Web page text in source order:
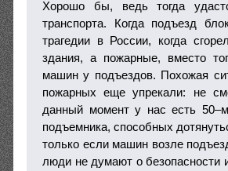
Хорошо бы, ведь тогда
транспорта. Когда подъезд
трагедии в России, когда
здания, а пожарные, вместо
машин у подъездов. Похожая
пожарных еще упрекали: не
данный момент у нас есть
подъемника, способных
только если машин возле
люди не думают о безопасности